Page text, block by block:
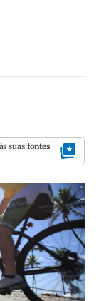
suas fontes